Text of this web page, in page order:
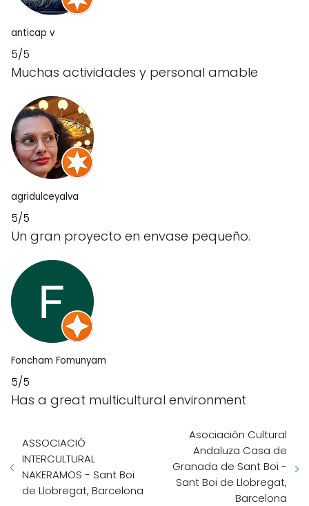
anticap v
5/5
Muchas actividades y personal amable
agridulceyalva
5/5
Un gran proyecto en envase pequeño.
Foncham Fomunyam
5/5
Has a great multicultural environment
ASSOCIACIÓ
INTERCULTURAL
NAKERAMOS - Sant Boi
de Llobregat, Barcelona
Asociación Cultural
Andaluza Casa de
Granada de Sant Boi -
Sant Boi de Llobregat,
Barcelona